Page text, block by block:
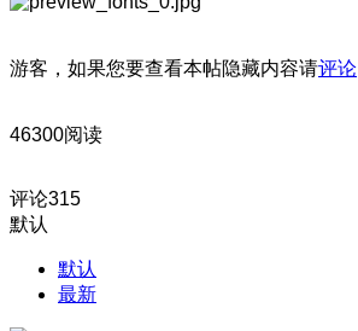
游客，如果您要查看本帖隐藏内容请评论
46300阅读
评论315
默认
默认
最新